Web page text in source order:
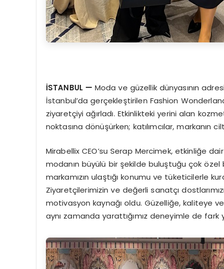
İSTANBUL — Moda ve güzellik dünyasının
İstanbul’da gerçekleştirilen Fashion
ziyaretçiyi ağırladı. Etkinlikteki yerini alan
noktasına dönüşürken; katılımcılar, markanın
Mirabellix CEO’su Serap Mercimek, etkinliğe
modanın büyülü bir şekilde buluştuğu çok
markamızın ulaştığı konumu ve tüketicilerle
Ziyaretçilerimizin ve değerli sanatçı
motivasyon kaynağı oldu. Güzelliğe, kaliteye
aynı zamanda yarattığımız deneyimle de fark